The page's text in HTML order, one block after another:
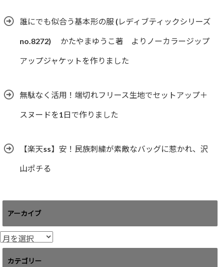
誰にでも似合う基本形の服 (レディブティックシリーズ
no.8272) かたやまゆうこ著 よりノーカラージップ
アップジャケットを作りました
無駄なく活用！端切れフリース生地でセットアップ＋
スヌードを1日で作りました
【楽天ss】安！民族刺繍が素敵なバッグに惹かれ、沢
山ポチる
アーカイブ
ア
ー
カテゴリー